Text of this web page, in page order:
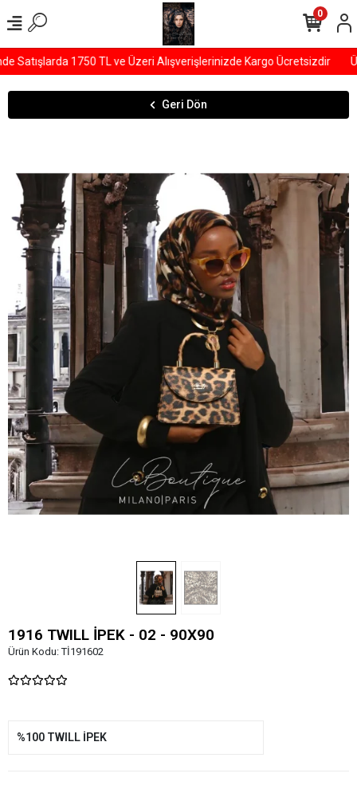
1750 TL ve Üzeri Alışverişlerinizde Kargo Ücretsizdir
0
Geri Dön
1916 TWILL İPEK - 02 - 90X90
Ürün Kodu:Tİ191602
%100 TWILL İPEK